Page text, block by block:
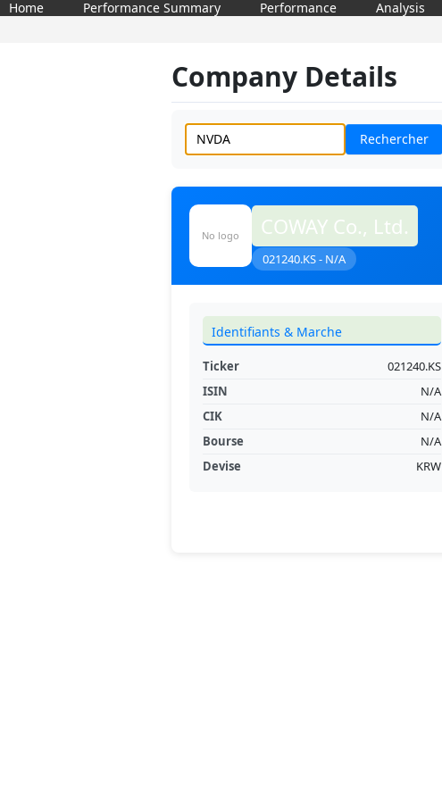
Home Performance Summary Performance Analysis
Company Details
Rechercher
No logo COWAY Co., Ltd.
021240.KS - N/A
Identifiants & Marche
Ticker
021240.KS
ISIN
N/A
CIK
N/A
Bourse
N/A
Devise
KRW